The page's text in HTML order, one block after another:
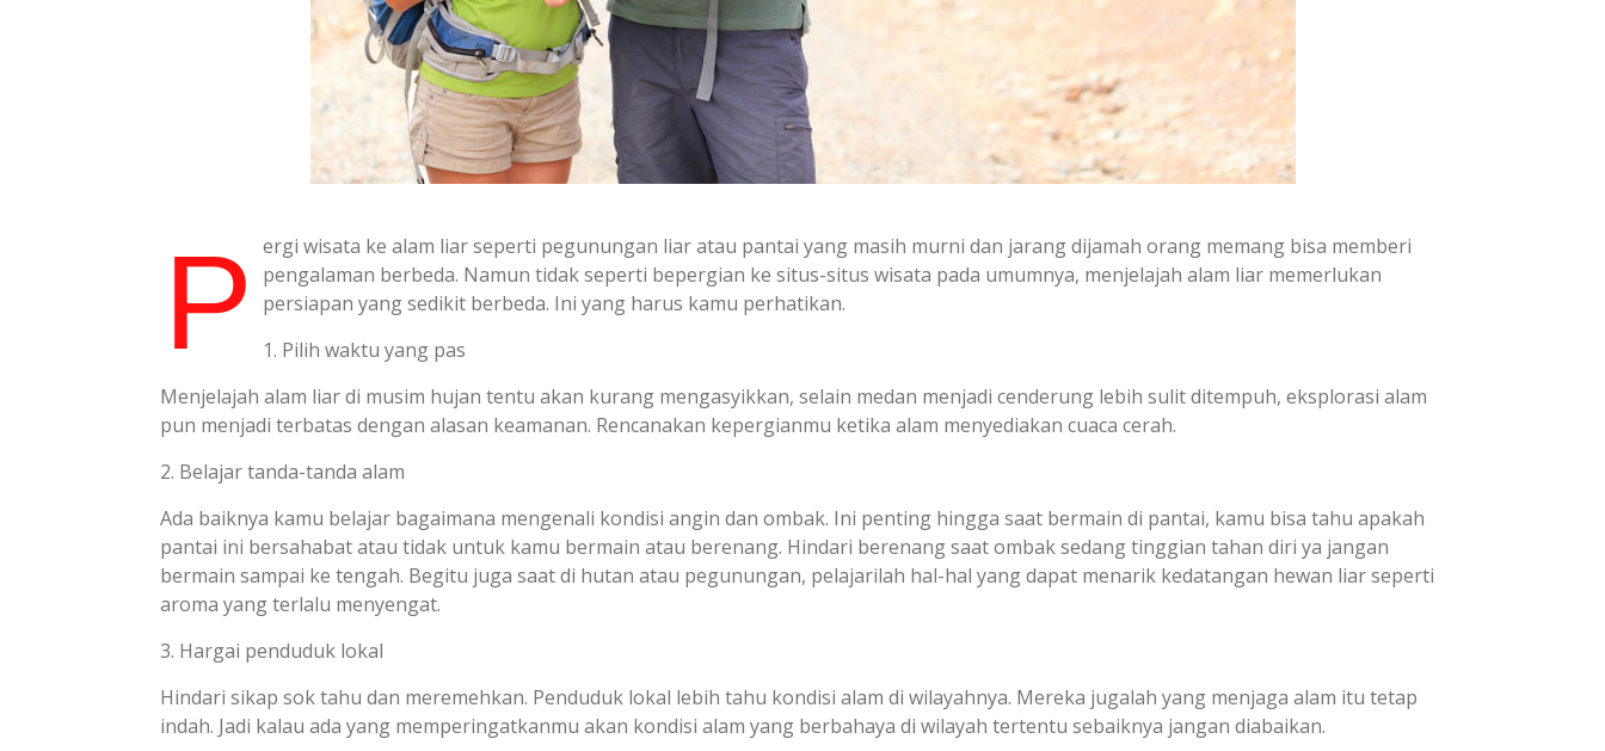
P
ergi wisata ke alam liar seperti pegunungan liar atau pantai yang masih murni dan jarang dijamah orang memang bisa memberi
pengalaman berbeda. Namun tidak seperti bepergian ke situs-situs wisata pada umumnya, menjelajah alam liar memerlukan
persiapan yang sedikit berbeda. Ini yang harus kamu perhatikan.
1. Pilih waktu yang pas
Menjelajah alam liar di musim hujan tentu akan kurang mengasyikkan, selain medan menjadi cenderung lebih sulit ditempuh, eksplorasi alam
pun menjadi terbatas dengan alasan keamanan. Rencanakan kepergianmu ketika alam menyediakan cuaca cerah.
2. Belajar tanda-tanda alam
Ada baiknya kamu belajar bagaimana mengenali kondisi angin dan ombak. Ini penting hingga saat bermain di pantai, kamu bisa tahu apakah
pantai ini bersahabat atau tidak untuk kamu bermain atau berenang. Hindari berenang saat ombak sedang tinggian tahan diri ya jangan
bermain sampai ke tengah. Begitu juga saat di hutan atau pegunungan, pelajarilah hal-hal yang dapat menarik kedatangan hewan liar seperti
aroma yang terlalu menyengat.
3. Hargai penduduk lokal
Hindari sikap sok tahu dan meremehkan. Penduduk lokal lebih tahu kondisi alam di wilayahnya. Mereka jugalah yang menjaga alam itu tetap
indah. Jadi kalau ada yang memperingatkanmu akan kondisi alam yang berbahaya di wilayah tertentu sebaiknya jangan diabaikan.